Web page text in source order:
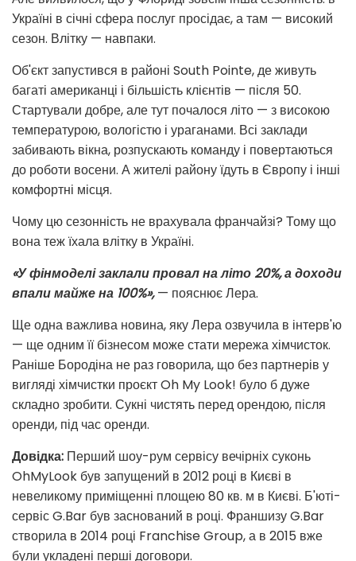
Україні в січні сфера послуг просідає, а там — високий
сезон. Влітку — навпаки.
Об'єкт запустився в районі South Pointe, де живуть
багаті американці і більшість клієнтів — після 50.
Стартували добре, але тут почалося літо — з високою
температурою, вологістю і ураганами. Всі заклади
забивають вікна, розпускають команду і повертаються
до роботи восени. А жителі району їдуть в Європу і інші
комфортні місця.
Чому цю сезонність не врахувала франчайзі? Тому що
вона теж їхала влітку в Україні.
«У фінмоделі заклали провал на літо 20%, а доходи
впали майже на 100%», — пояснює Лера.
Ще одна важлива новина, яку Лера озвучила в інтерв'ю
— ще одним її бізнесом може стати мережа хімчисток.
Раніше Бородіна не раз говорила, що без партнерів у
вигляді хімчистки проєкт Oh My Look! було б дуже
складно зробити. Сукні чистять перед орендою, після
оренди, під час оренди.
Довідка: Перший шоу-рум сервісу вечірніх суконь
OhMyLook був запущений в 2012 році в Києві в
невеликому приміщенні площею 80 кв. м в Києві. Б'юті-
сервіс G.Bar був заснований в році. Франшизу G.Bar
створила в 2014 році Franchise Group, а в 2015 вже
були укладені перші договори.